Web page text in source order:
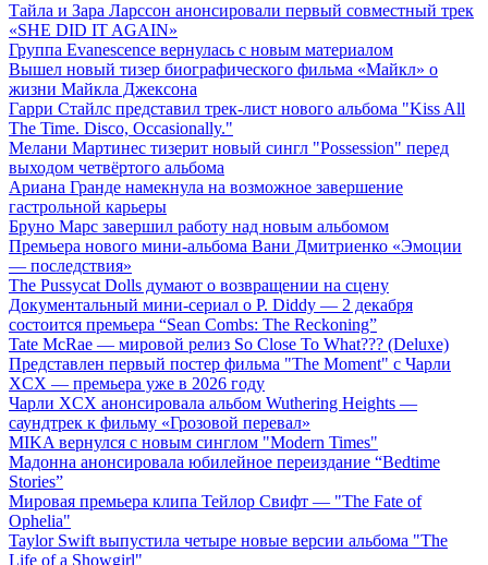
Тайла и Зара Ларссон анонсировали первый совместный трек
«SHE DID IT AGAIN»
Группа Evanescence вернулась с новым материалом
Вышел новый тизер биографического фильма «Майкл» о
жизни Майкла Джексона
Гарри Стайлс представил трек-лист нового альбома "Kiss All
The Time. Disco, Occasionally."
Мелани Мартинес тизерит новый сингл "Possession" перед
выходом четвёртого альбома
Ариана Гранде намекнула на возможное завершение
гастрольной карьеры
Бруно Марс завершил работу над новым альбомом
Премьера нового мини-альбома Вани Дмитриенко «Эмоции
— последствия»
The Pussycat Dolls думают о возвращении на сцену
Документальный мини-сериал о P. Diddy — 2 декабря
состоится премьера “Sean Combs: The Reckoning”
Tate McRae — мировой релиз So Close To What??? (Deluxe)
Представлен первый постер фильма "The Moment" с Чарли
XCX — премьера уже в 2026 году
Чарли XCX анонсировала альбом Wuthering Heights —
саундтрек к фильму «Грозовой перевал»
MIKA вернулся с новым синглом "Modern Times"
Мадонна анонсировала юбилейное переиздание “Bedtime
Stories”
Мировая премьера клипа Тейлор Свифт — "The Fate of
Ophelia"
Taylor Swift выпустила четыре новые версии альбома "The
Life of a Showgirl"